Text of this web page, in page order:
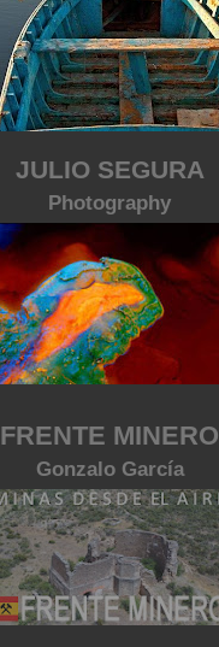
JULIO SEGURA
Photography
FRENTE MINERO
Gonzalo García